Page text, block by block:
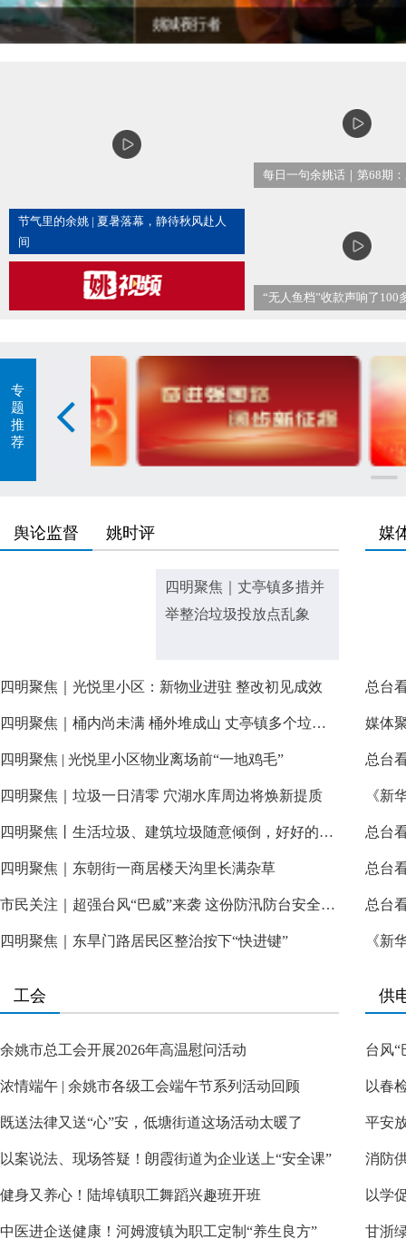
姚城夜行者
节气里的余姚 | 夏暑落幕，静待秋风赴人
间
专
题
推
荐
舆论监督 姚时评
四明聚焦｜​丈亭镇多措并
举整治垃圾投放点乱象
四明聚焦｜光悦里小区：新物业进驻 整改初见成效
四明聚焦｜桶内尚未满 桶外堆成山 丈亭镇多个垃圾投放点乱象待解
四明聚焦 | 光悦里小区物业离场前“一地鸡毛”
四明聚焦｜垃圾一日清零 穴湖水库周边将焕新提质
四明聚焦丨生活垃圾、建筑垃圾随意倾倒，好好的水库风景全被破坏了——穴湖水库周边环境亟待整治
四明聚焦｜东朝街一商居楼天沟里长满杂草
市民关注｜超强台风“巴威”来袭 这份防汛防台安全指南请收好
四明聚焦｜东旱门路居民区整治按下“快进键”
媒
《新
工会
余姚市总工会开展2026年高温慰问活动
浓情端午 | 余姚市各级工会端午节系列活动回顾
既送法律又送“心”安，低塘街道这场活动太暖了
以案说法、现场答疑！朗霞街道为企业送上“安全课”
健身又养心！陆埠镇职工舞蹈兴趣班开班
中医进企送健康！河姆渡镇为职工定制“养生良方”
供
台风“
以春
平安
消防
以学
甘浙